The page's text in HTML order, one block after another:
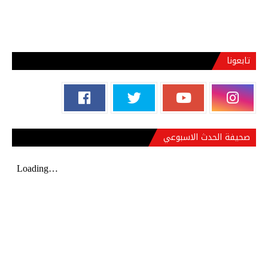
تابعونا
صحيفة الحدث الاسبوعي